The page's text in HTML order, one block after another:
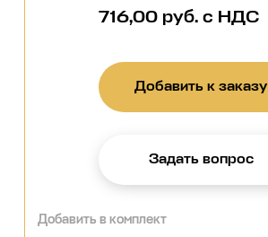
716,00 руб. с НДС
Добавить к заказу
Задать вопрос
Добавить в комплект